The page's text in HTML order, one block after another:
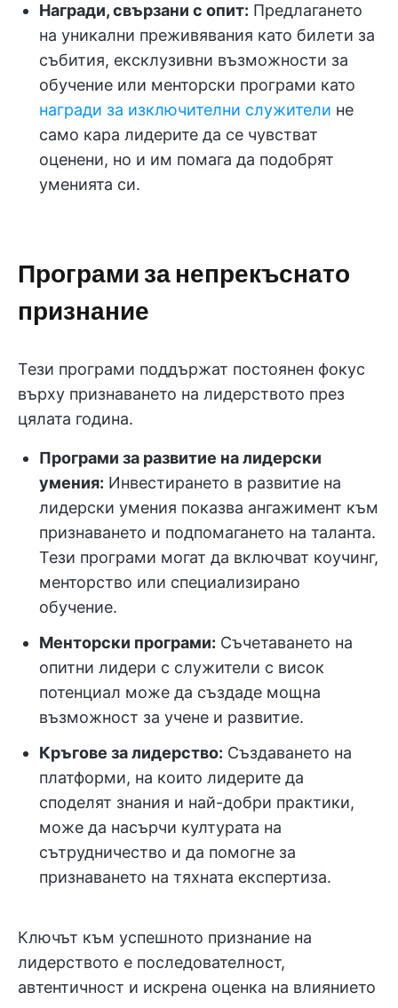
Награди, свързани с опит: Предлагането
на уникални преживявания като билети за
събития, ексклузивни възможности за
обучение или менторски програми като
награди за изключителни служители не
само кара лидерите да се чувстват
оценени, но и им помага да подобрят
уменията си.
Програми за непрекъснато
признание
Тези програми поддържат постоянен фокус
върху признаването на лидерството през
цялата година.
Програми за развитие на лидерски
умения: Инвестирането в развитие на
лидерски умения показва ангажимент към
признаването и подпомагането на таланта.
Тези програми могат да включват коучинг,
менторство или специализирано
обучение.
Менторски програми: Съчетаването на
опитни лидери с служители с висок
потенциал може да създаде мощна
възможност за учене и развитие.
Кръгове за лидерство: Създаването на
платформи, на които лидерите да
споделят знания и най-добри практики,
може да насърчи културата на
сътрудничество и да помогне за
признаването на тяхната експертиза.
Ключът към успешното признание на
лидерството е последователност,
автентичност и искрена оценка на влиянието